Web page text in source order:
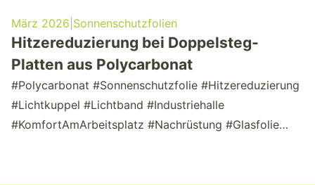
März 2026 Sonnenschutzfolien
Hitzereduzierung bei Doppelsteg-
Platten aus Polycarbonat
#Polycarbonat #Sonnenschutzfolie #Hitzereduzierung
#Lichtkuppel #Lichtband #Industriehalle
#KomfortAmArbeitsplatz #Nachrüstung #Glasfolie